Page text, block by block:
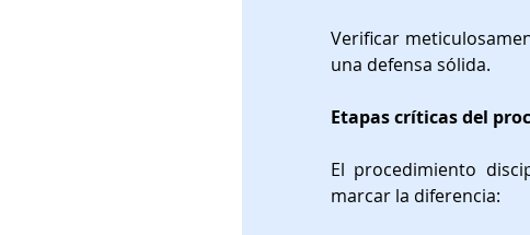
Verificar
una defensa sólida.
Etapas críticas del
El procedimiento
marcar la diferencia: